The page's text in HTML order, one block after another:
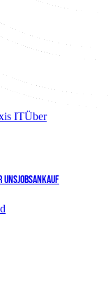
ITÜber
UnsJobsAnkauf